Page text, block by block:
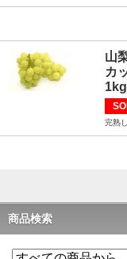
山
カ
完熟
商品検索